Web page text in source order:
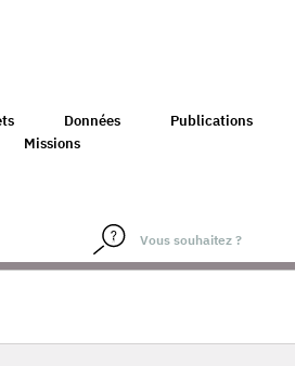
Données
Publications
Missions